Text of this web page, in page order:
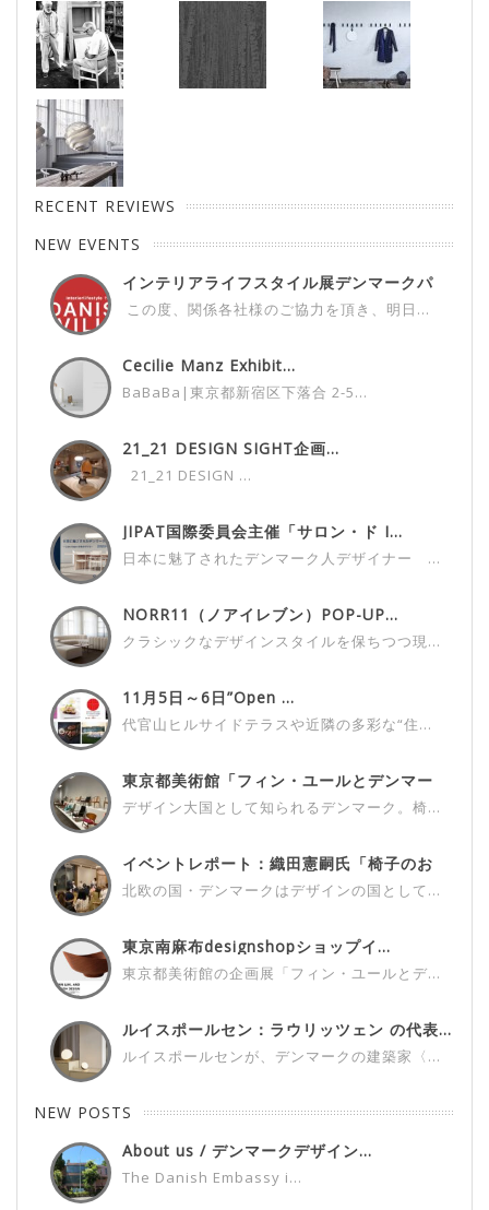
RECENT REVIEWS
NEW EVENTS
インテリアライフスタイル展デンマークパ
この度、関係各社様のご協力を頂き、明日...
Cecilie Manz Exhibit...
BaBaBa|東京都新宿区下落合 2-5...
21_21 DESIGN SIGHT企画...
21_21 DESIGN ...
JIPAT国際委員会主催「サロン・ド I...
日本に魅了されたデンマーク人デザイナー ...
NORR11（ノアイレブン）POP-UP...
クラシックなデザインスタイルを保ちつつ現...
11月5日～6日”Open ...
代官山ヒルサイドテラスや近隣の多彩な“住...
東京都美術館「フィン・ユールとデンマー
ク...
デザイン大国として知られるデンマーク。椅...
イベントレポート：織田憲嗣氏「椅子のお
話...
北欧の国・デンマークはデザインの国として...
東京南麻布designshopショップイ...
東京都美術館の企画展「フィン・ユールとデ...
ルイスポールセン：ラウリッツェン の代表...
ルイスポールセンが、デンマークの建築家〈...
NEW POSTS
About us / デンマークデザイン...
The Danish Embassy i...